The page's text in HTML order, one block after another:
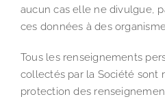
aucun cas elle ne divulgue,
ces données à des
Tous les renseignements
collectés par la Société sont
protection des